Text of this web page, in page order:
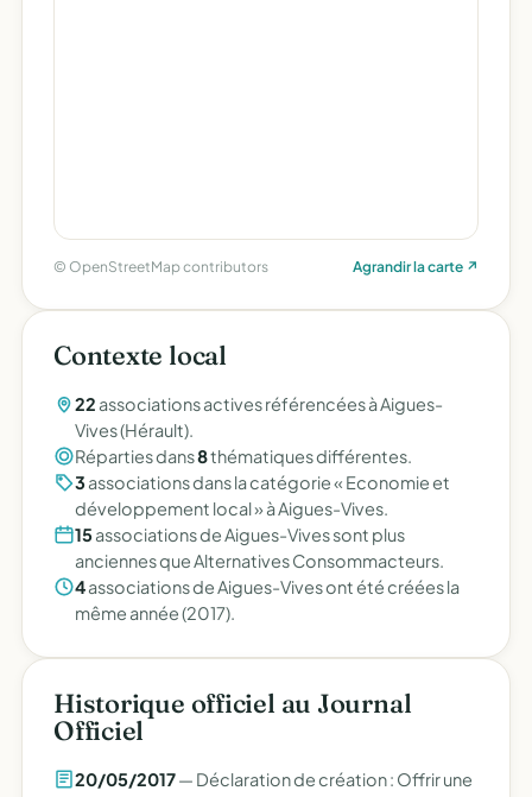
© OpenStreetMap contributors Agrandir la carte ↗
Contexte local
22 associations actives référencées à Aigues-
Vives (Hérault).
Réparties dans8thématiques différentes.
3associations dans la catégorie « Economie et
développement local » à Aigues-Vives.
15associations de Aigues-Vives sont plus
anciennes que Alternatives Consommacteurs.
4associations de Aigues-Vives ont été créées la
même année (2017).
Historique officiel au Journal
Officiel
20/05/2017— Déclaration de création : Offrir une